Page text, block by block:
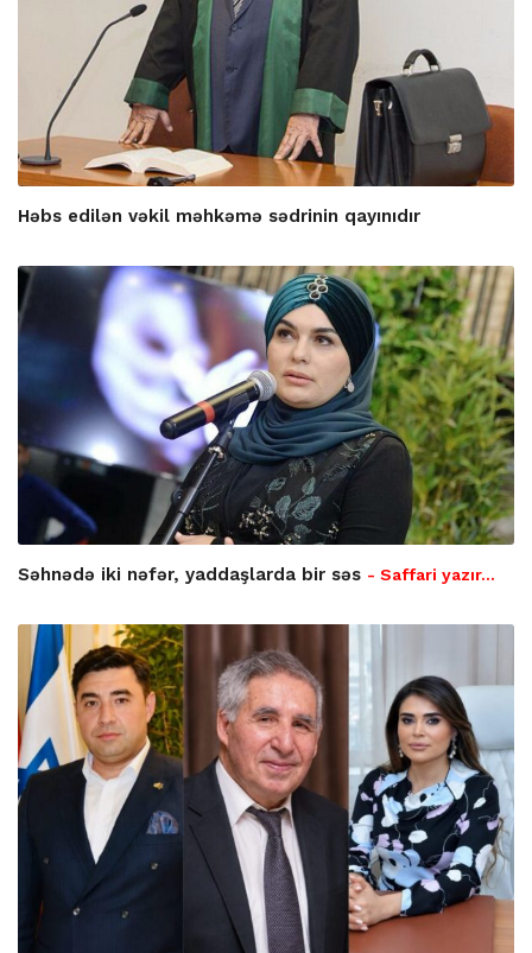
Həbs edilən vəkil məhkəmə sədrinin qayınıdır
Səhnədə iki nəfər, yaddaşlarda bir səs - Saffari yazır…